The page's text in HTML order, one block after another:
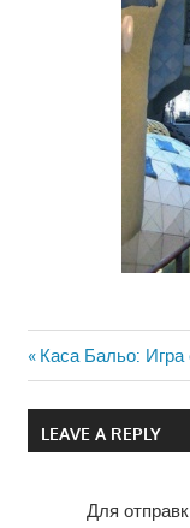
по
Previous
Post:
Каса Бальо: Игра
LEAVE A REPLY
Для